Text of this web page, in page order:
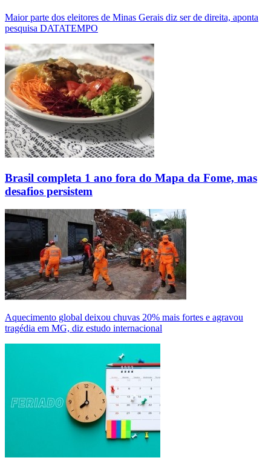
Maior parte dos eleitores de Minas Gerais diz ser de direita, aponta
pesquisa DATATEMPO
Brasil completa 1 ano fora do Mapa da Fome, mas
desafios persistem
Aquecimento global deixou chuvas 20% mais fortes e agravou
tragédia em MG, diz estudo internacional